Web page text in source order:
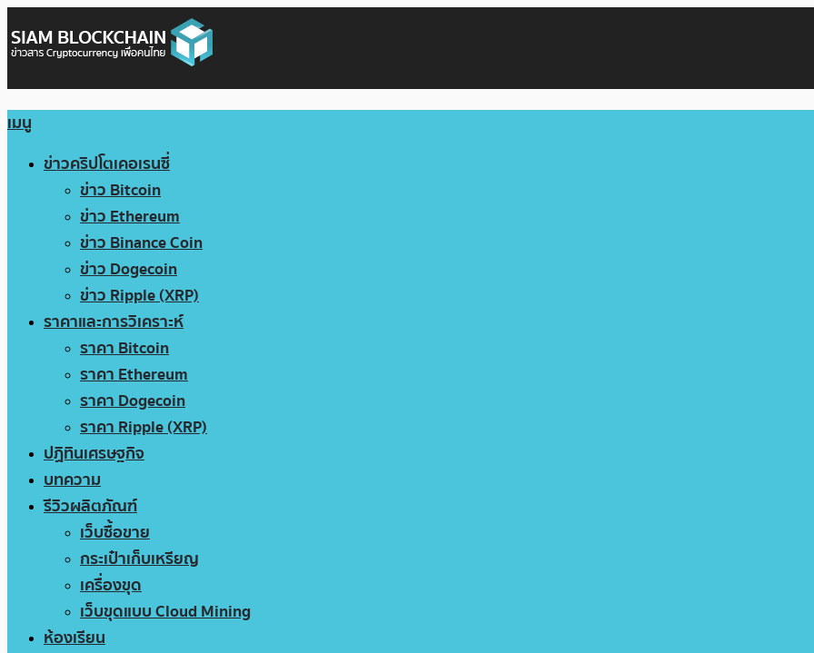
เมนู
ข่าวคริปโตเคอเรนซี่
ข่าว Bitcoin
ข่าว Ethereum
ข่าว Binance Coin
ข่าว Dogecoin
ข่าว Ripple (XRP)
ราคาและการวิเคราะห์
ราคา Bitcoin
ราคา Ethereum
ราคา Dogecoin
ราคา Ripple (XRP)
ปฏิทินเศรษฐกิจ
บทความ
รีวิวผลิตภัณฑ์
เว็บซื้อขาย
กระเป๋าเก็บเหรียญ
เครื่องขุด
เว็บขุดแบบ Cloud Mining
ห้องเรียน